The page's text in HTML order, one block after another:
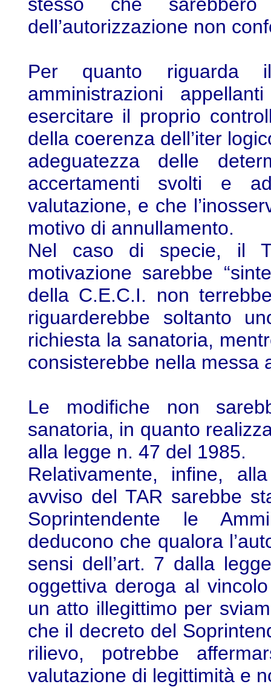
dell’autorizzazione non
Per quanto riguarda
amministrazioni
esercitare il proprio
della coerenza dell’iter
adeguatezza delle
accertamenti svolti e
valutazione, e che
motivo di annullamento.
Nel caso di specie, il
motivazione sarebbe
della C.E.C.I. non
riguarderebbe soltanto
richiesta la sanatoria,
consisterebbe nella messa
Le modifiche non
sanatoria, in quanto
alla legge n. 47 del 1985.
Relativamente, infine,
avviso del TAR sarebbe
Soprintendente le
deducono che qualora
sensi dell’art. 7 dalla
oggettiva deroga al
un atto illegittimo per
che il decreto del
rilievo, potrebbe
valutazione di legittimità e